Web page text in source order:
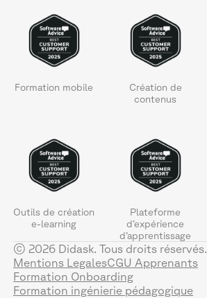
Formation mobile
Création de
contenus
Outils de création
e-learning
Plateforme
d’expérience
d’apprentissage
© 2026 Didask. Tous droits réservés.
Mentions LegalesCGU Apprenants
Formation Onboarding
Formation ingénierie pédagogique